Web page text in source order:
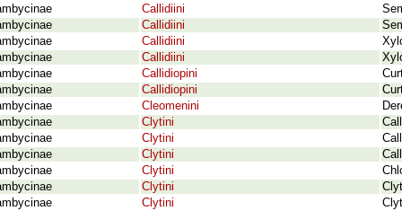
Callidiini
Callidiini
Callidiini
Callidiini
Callidiopini
Callidiopini
Cleomenini
Clytini
Clytini
Clytini
Clytini
Clytini
Clytini